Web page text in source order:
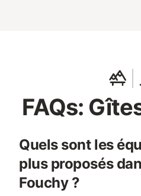
FAQs:
Quels sont les
plus proposés
Fouchy ?